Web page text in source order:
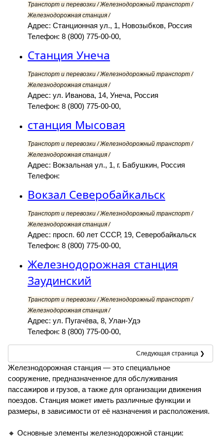
Транспорт и перевозки / Железнодорожный транспорт /
Железнодорожная станция /
Адрес: Станционная ул., 1, Новозыбков, Россия
Телефон: 8 (800) 775-00-00,
Станция Унеча
Транспорт и перевозки / Железнодорожный транспорт /
Железнодорожная станция /
Адрес: ул. Иванова, 14, Унеча, Россия
Телефон: 8 (800) 775-00-00,
станция Мысовая
Транспорт и перевозки / Железнодорожный транспорт /
Железнодорожная станция /
Адрес: Вокзальная ул., 1, г. Бабушкин, Россия
Телефон:
Вокзал Северобайкальск
Транспорт и перевозки / Железнодорожный транспорт /
Железнодорожная станция /
Адрес: просп. 60 лет СССР, 19, Северобайкальск
Телефон: 8 (800) 775-00-00,
Железнодорожная станция
Заудинский
Транспорт и перевозки / Железнодорожный транспорт /
Железнодорожная станция /
Адрес: ул. Пугачёва, 8, Улан-Удэ
Телефон: 8 (800) 775-00-00,
Следующая страница ❯
Железнодорожная станция — это специальное
сооружение, предназначенное для обслуживания
пассажиров и грузов, а также для организации движения
поездов. Станция может иметь различные функции и
размеры, в зависимости от её назначения и расположения.
🔸 Основные элементы железнодорожной станции: